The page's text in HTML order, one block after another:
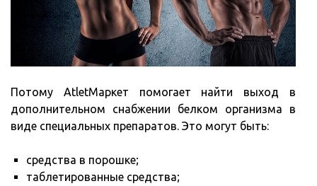
Потому AtletМаркет помогает найти выход в
дополнительном снабжении белком организма в
виде специальных препаратов. Это могут быть:
средства в порошке;
таблетированные средства;